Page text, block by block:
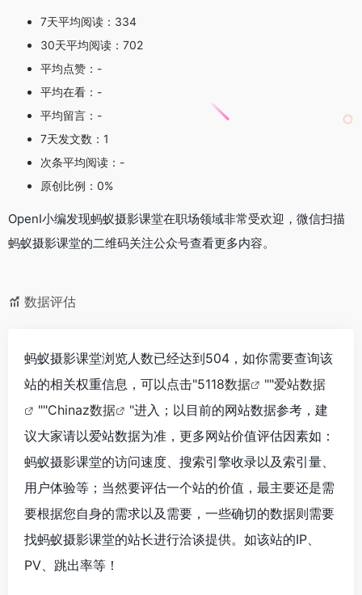
7天平均阅读：334
30天平均阅读：702
平均点赞：-
平均在看：-
平均留言：-
7天发文数：1
次条平均阅读：-
原创比例：0%
OpenI小编发现蚂蚁摄影课堂在职场领域非常受欢迎，微信扫描
蚂蚁摄影课堂的二维码关注公众号查看更多内容。
数据评估
蚂蚁摄影课堂浏览人数已经达到504，如你需要查询该
站的相关权重信息，可以点击"5118数据 ""爱站数据
""Chinaz数据
"进入；以目前的网站数据参考，建
议大家请以爱站数据为准，更多网站价值评估因素如：
蚂蚁摄影课堂的访问速度、搜索引擎收录以及索引量、
用户体验等；当然要评估一个站的价值，最主要还是需
要根据您自身的需求以及需要，一些确切的数据则需要
找蚂蚁摄影课堂的站长进行洽谈提供。如该站的IP、
PV、跳出率等！